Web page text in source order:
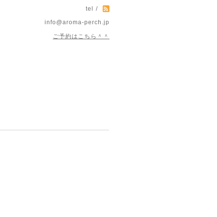
tel /
info@aroma-perch.jp
ご予約はこちら＾＾